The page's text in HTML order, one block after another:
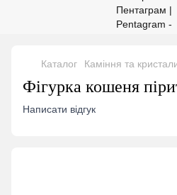
Каталог Каміння та
Фігурка кошеня
Написати відгук